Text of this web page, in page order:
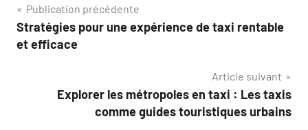
Navigation
de
Publication précédente
Stratégies pour une expérience de taxi rentable
et efficace
Article suivant
Explorer les métropoles en taxi : Les taxis
comme guides touristiques urbains